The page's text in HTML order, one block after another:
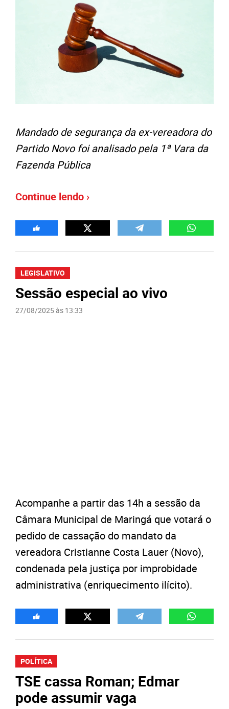
Mandado de segurança da ex-vereadora do
Partido Novo foi analisado pela 1ª Vara da
Fazenda Pública
Continue lendo ›
LEGISLATIVO
Sessão especial ao vivo
27/08/2025 às 13:33
Acompanhe a partir das 14h a sessão da
Câmara Municipal de Maringá que votará o
pedido de cassação do mandato da
vereadora Cristianne Costa Lauer (Novo),
condenada pela justiça por improbidade
administrativa (enriquecimento ilícito).
POLÍTICA
TSE cassa Roman; Edmar
pode assumir vaga